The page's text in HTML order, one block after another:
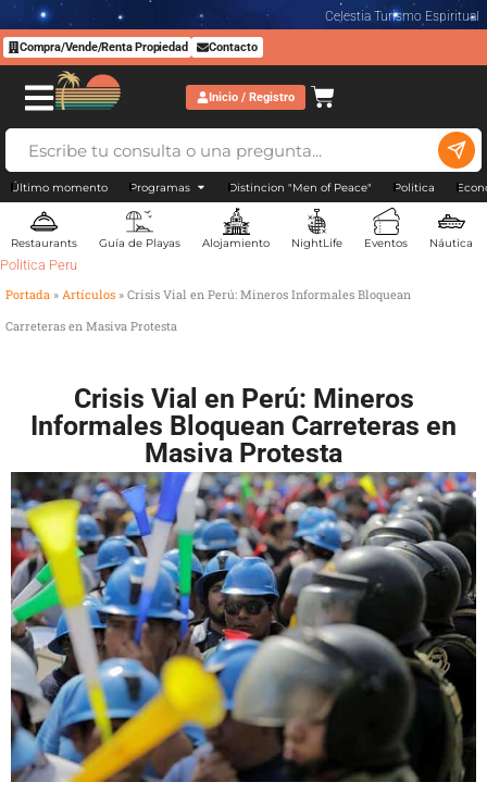
Celestia Turismo Espiritual
Compra/Vende/Renta Propiedad Contacto
Inicio / Registro
Último momento Programas Distincion "Men of Peace" Politica
Restaurants Guía de Playas Alojamiento NightLife Eventos Náutica
Politica Peru
Portada » Artículos » Crisis Vial en Perú: Mineros Informales Bloquean
Carreteras en Masiva Protesta
Crisis Vial en Perú: Mineros
Informales Bloquean Carreteras en
Masiva Protesta